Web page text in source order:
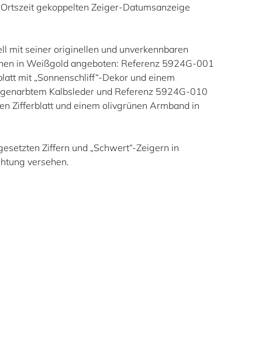
gekoppelten Zeiger-Datumsanzeige
mit seiner originellen und unverkennbaren
in Weißgold angeboten: Referenz 5924G-001
mit „Sonnenschliff“-Dekor und einem
Kalbsleder und Referenz 5924G-010
Zifferblatt und einem olivgrünen Armband in
Ziffern und „Schwert“-Zeigern in
versehen.